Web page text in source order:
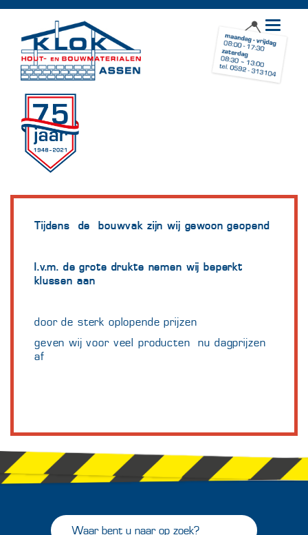
Toggle
Tijdens de bouwvak zijn wij gewoon geopend
I.v.m. de grote drukte nemen wij beperkt
klussen aan
door de sterk oplopende prijzen
geven wij voor veel producten nu dagprijzen
af